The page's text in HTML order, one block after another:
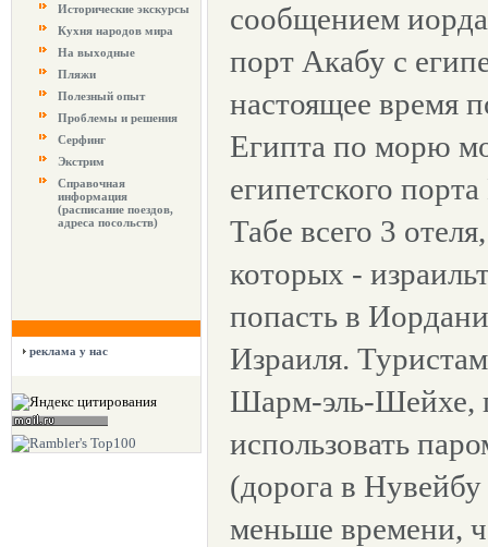
Исторические экскурсы
Кухня народов мира
На выходные
Пляжи
Полезный опыт
Проблемы и решения
Серфинг
Экстрим
Справочная
информация
(расписание поездов,
адреса посольств)
реклама у нас
сообщением
порт Акабу с
настоящее время
Египта по морю
египетского
Табе всего 3
которых -
попасть в
Израиля.
Шарм-эль-Шейхе,
использовать
(дорога в Нувейбу
меньше времени,